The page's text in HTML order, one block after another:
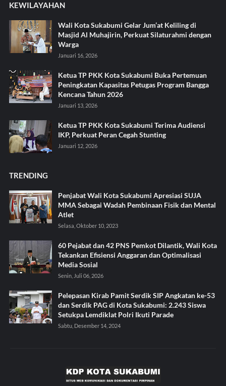
KEWILAYAHAN
Wali Kota Sukabumi Gelar Jum’at Keliling di
Masjid Al Muhajirin, Perkuat Silaturahmi dengan
Warga
Januari 16, 2026
Ketua TP PKK Kota Sukabumi Buka Pertemuan
Peningkatan Kapasitas Petugas Program Bangga
Kencana Tahun 2026
Januari 13, 2026
Ketua TP PKK Kota Sukabumi Terima Audiensi
IKP, Perkuat Peran Cegah Stunting
Januari 12, 2026
TRENDING
Penjabat Wali Kota Sukabumi Apresiasi SUJA
MMA Sebagai Wadah Pembinaan Fisik dan Mental
Atlet
Selasa, Oktober 10, 2023
60 Pejabat dan 42 PNS Pemkot Dilantik, Wali Kota
Tekankan Efisiensi Anggaran dan Optimalisasi
Media Sosial
Senin, Juli 06, 2026
Pelepasan Kirab Pamit Serdik SIP Angkatan ke-53
dan Serdik PAG di Kota Sukabumi: 2.243 Siswa
Setukpa Lemdiklat Polri Ikuti Parade
Sabtu, Desember 14, 2024